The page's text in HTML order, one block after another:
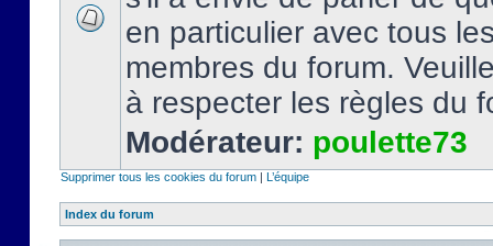
en particulier avec tous
membres du forum.
à respecter les règles du
Modérateur: poulette73
Supprimer tous les cookies du forum | L’équipe
Index du forum